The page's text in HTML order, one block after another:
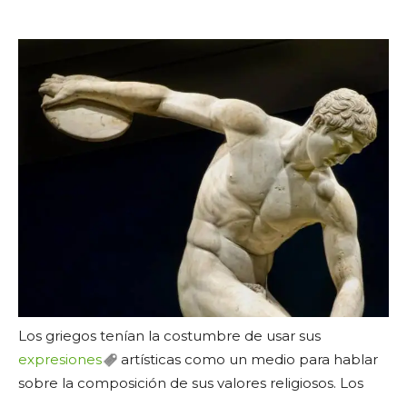
Los griegos tenían la costumbre de usar sus
expresiones
artísticas como un medio para hablar
sobre la composición de sus valores religiosos. Los